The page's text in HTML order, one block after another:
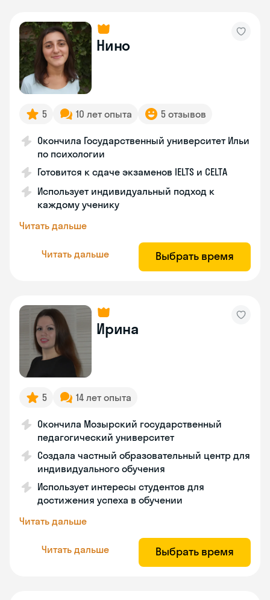
Нино
5 10 лет опыта 5 отзывов
Окончила Государственный университет Ильи
по психологии
Готовится к сдаче экзаменов IELTS и CELTA
Использует индивидуальный подход к
каждому ученику
Читать дальше
Читать дальше Выбрать время
Ирина
5 14 лет опыта
Окончила Мозырский государственный
педагогический университет
Создала частный образовательный центр для
индивидуального обучения
Использует интересы студентов для
достижения успеха в обучении
Читать дальше
Читать дальше Выбрать время